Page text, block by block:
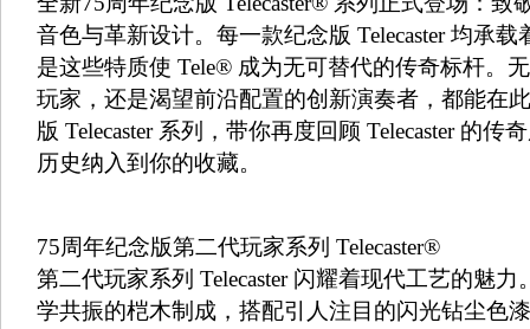
音色与革新设计。每一款纪念版 Telecaster 均承
是这些特质使 Tele® 成为无可替代的传奇标杆。
玩家，还是渴望前沿配置的创新演奏者，都能在
版 Telecaster 系列，带你再度回顾 Telecaster 的传
历史纳入到你的收藏。
75周年纪念版第二代玩家系列 Telecaster®
第二代玩家系列 Telecaster 闪耀着现代工艺的魅
学共振的桤木制成，搭配引人注目的闪光钻尘色